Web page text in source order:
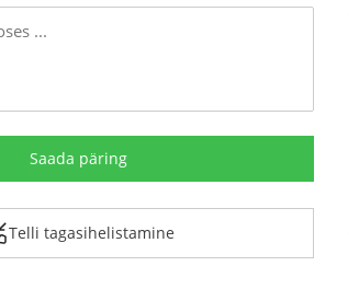
Telli tagasihelistamine